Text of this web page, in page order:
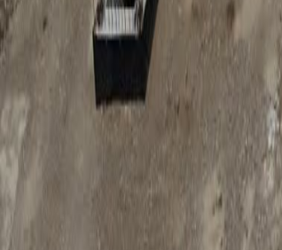
Anunțuri publice